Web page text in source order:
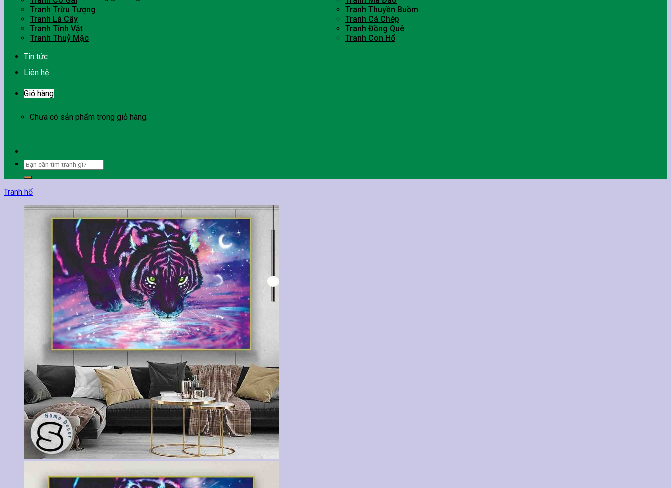
Tranh Trừu Tượng
Tranh Thuyền Buồm
Tranh Lá Cây
Tranh Cá Chép
Tranh Tĩnh Vật
Tranh Đồng Quê
Tranh Thuỷ Mặc
Tranh Con Hổ
Tin tức
Liên hệ
Giỏ hàng
Chưa có sản phẩm trong giỏ hàng.
Tìm
kiếm:
Tranh hổ